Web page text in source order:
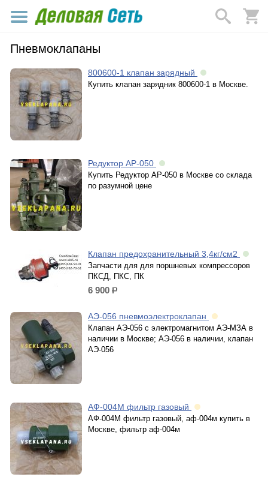
Пневмоклапаны
800600-1 клапан зарядный
Купить клапан зарядник 800600-1 в Москве.
Редуктор АР-050
Купить Редуктор АР-050 в Москве со склада
по разумной цене
Клапан предохранительный 3,4кг/см2
Запчасти для для поршневых компрессоров
ПКСД, ПКС, ПК
6 900 р.
АЭ-056 пневмоэлектроклапан
Клапан АЭ-056 с электромагнитом АЭ-МЗА в
наличии в Москве; АЭ-056 в наличии, клапан
АЭ-056
АФ-004М фильтр газовый
АФ-004М фильтр газовый, аф-004м купить в
Москве, фильтр аф-004м